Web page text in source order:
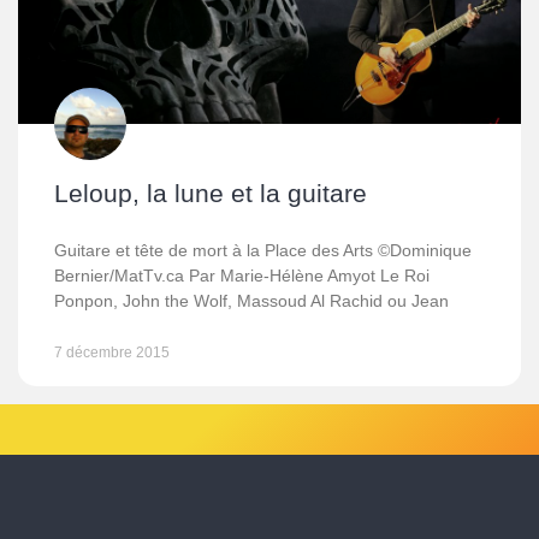
Leloup, la lune et la guitare
Guitare et tête de mort à la Place des Arts ©Dominique
Bernier/MatTv.ca Par Marie-Hélène Amyot Le Roi
Ponpon, John the Wolf, Massoud Al Rachid ou Jean
7 décembre 2015